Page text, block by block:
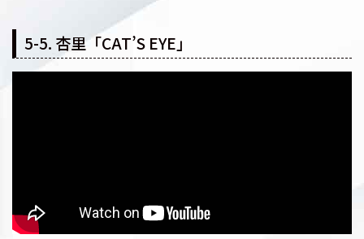
5-5. 杏里「CAT’S EYE」